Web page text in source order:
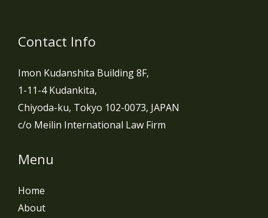
Contact Info
Imon Kudanshita Building 8F,
1-11-4 Kudankita,
Chiyoda-ku, Tokyo 102-0073, JAPAN
c/o Meilin International Law Firm
Menu
Home
About